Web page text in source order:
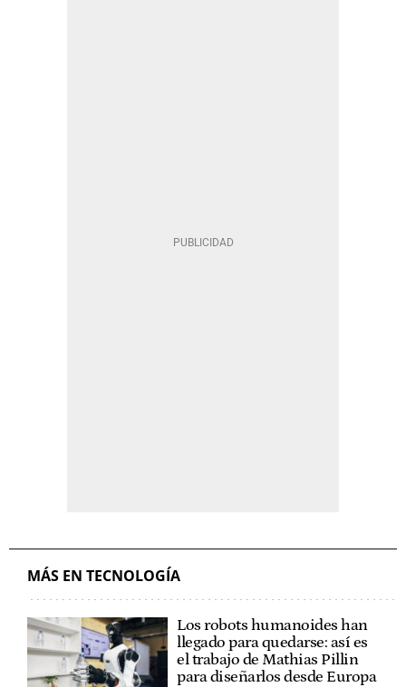
MÁS EN TECNOLOGÍA
Los robots humanoides han
llegado para quedarse: así es
el trabajo de Mathias Pillin
para diseñarlos desde Europa